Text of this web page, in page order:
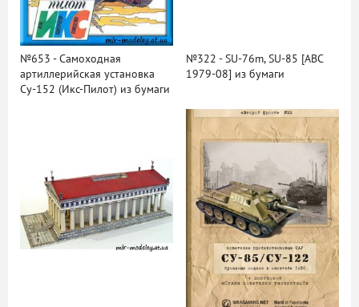
№653 - Самоходная
артиллерийская установка
Су-152 (Икс-Пилот) из бумаги
№322 - SU-76m, SU-85 [ABC
1979-08] из бумаги